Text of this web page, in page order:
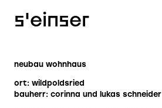
s'einser
neubau wohnhaus
ort: wildpoldsried
bauherr: corinna und lukas schneider